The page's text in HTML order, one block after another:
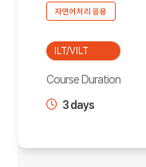
자연어처리 응용
ILT/VILT
Course Duration
3 days